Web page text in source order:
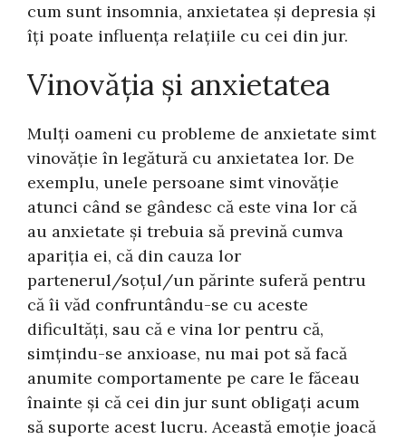
cum sunt insomnia, anxietatea și depresia și
îți poate influența relațiile cu cei din jur.
Vinovăția și anxietatea
Mulți oameni cu probleme de anxietate simt
vinovăție în legătură cu anxietatea lor. De
exemplu, unele persoane simt vinovăție
atunci când se gândesc că este vina lor că
au anxietate și trebuia să prevină cumva
apariția ei, că din cauza lor
partenerul/soțul/un părinte suferă pentru
că îi văd confruntându-se cu aceste
dificultăți, sau că e vina lor pentru că,
simțindu-se anxioase, nu mai pot să facă
anumite comportamente pe care le făceau
înainte și că cei din jur sunt obligați acum
să suporte acest lucru. Această emoție joacă